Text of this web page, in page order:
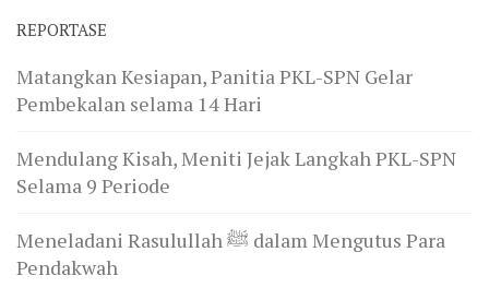
REPORTASE
Matangkan Kesiapan, Panitia PKL-SPN Gelar
Pembekalan selama 14 Hari
Mendulang Kisah, Meniti Jejak Langkah PKL-SPN
Selama 9 Periode
Meneladani Rasulullah ﷺ dalam Mengutus Para
Pendakwah